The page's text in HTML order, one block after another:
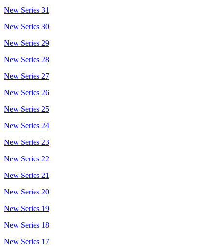
New Series 31
New Series 30
New Series 29
New Series 28
New Series 27
New Series 26
New Series 25
New Series 24
New Series 23
New Series 22
New Series 21
New Series 20
New Series 19
New Series 18
New Series 17